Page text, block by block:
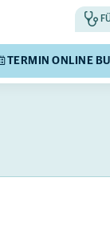
TERMIN ONLINE